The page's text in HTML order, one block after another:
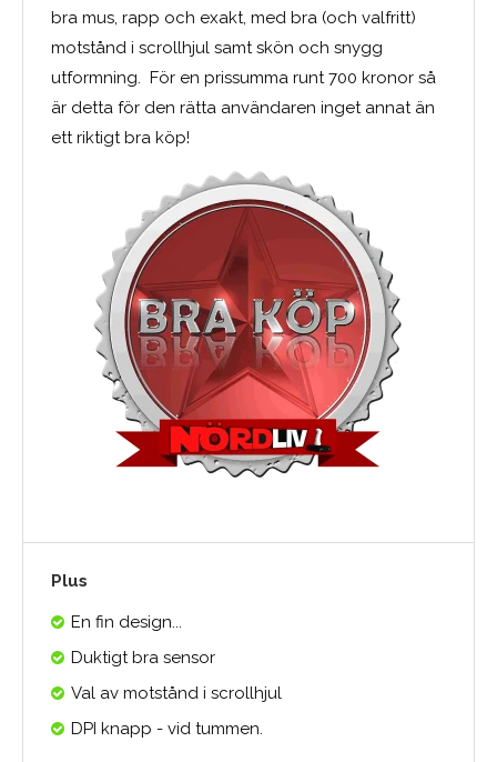
bra mus, rapp och exakt, med bra (och valfritt)
motstånd i scrollhjul samt skön och snygg
utformning. För en prissumma runt 700 kronor så
är detta för den rätta användaren inget annat än
ett riktigt bra köp!
Plus
En fin design...
Duktigt bra sensor
Val av motstånd i scrollhjul
DPI knapp - vid tummen.